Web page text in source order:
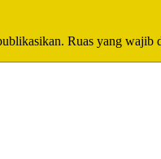
Ruas yang wajib